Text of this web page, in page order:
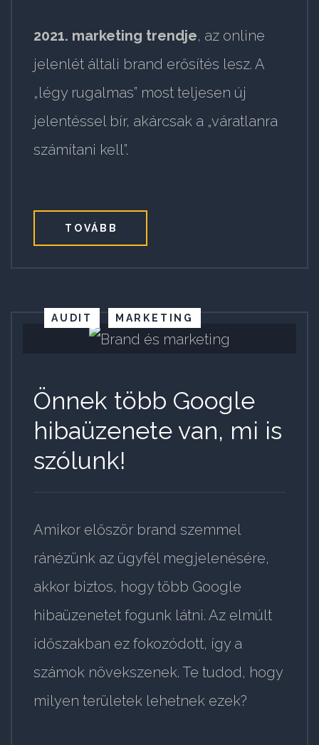
2021. marketing trendje, az online
jelenlét általi brand erősítés lesz. A
„légy rugalmas” most teljesen új
jelentéssel bír, akárcsak a „váratlanra
számítani kell”.
TOVÁBB
AUDIT MARKETING
Önnek több Google
hibaüzenete van, mi is
szólunk!
Amikor először brand szemmel
ránézünk az ügyfél megjelenésére,
akkor biztos, hogy több Google
hibaüzenetet fogunk látni. Az elmúlt
időszakban ez fokozódott, így a
számok növekszenek. Te tudod, hogy
milyen területek lehetnek ezek?